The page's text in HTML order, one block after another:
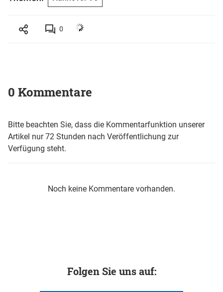
0
0 Kommentare
Bitte beachten Sie, dass die Kommentarfunktion unserer
Artikel nur 72 Stunden nach Veröffentlichung zur
Verfügung steht.
Noch keine Kommentare vorhanden.
Folgen Sie uns auf: